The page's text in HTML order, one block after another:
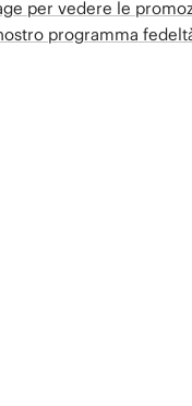
per vedere le
programma